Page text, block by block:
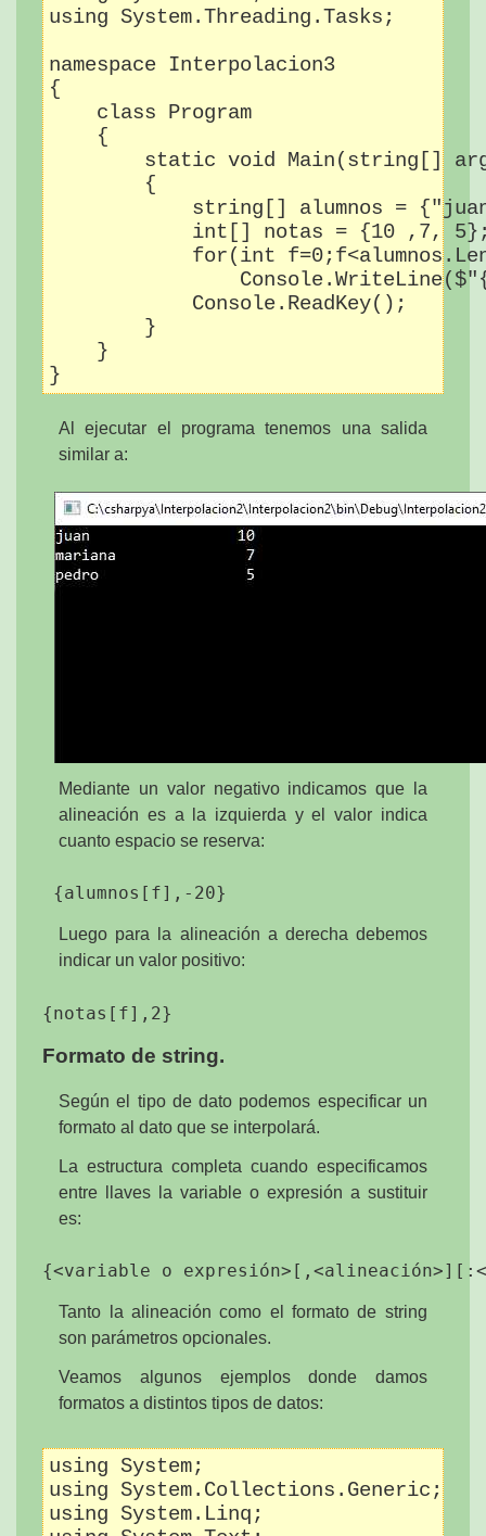
using System.Threading.Tasks;
namespace Interpolacion3
{
    class Program
    {
static void Main(string[]
        {
string[] alumnos =
int[] notas = {10 ,7,
for(int
            Console.ReadKey();
        }
    }
Al ejecutar el programa tenemos una salida
similar a:
Mediante un valor negativo indicamos que la
alineación es a la izquierda y el valor indica
cuanto espacio se reserva:
Luego para la alineación a derecha debemos
indicar un valor positivo:
Formato de string.
Según el tipo de dato podemos especificar un
formato al dato que se interpolará.
La estructura completa cuando especificamos
entre llaves la variable o expresión a sustituir
es:
Tanto la alineación como el formato de string
son parámetros opcionales.
Veamos algunos ejemplos donde damos
formatos a distintos tipos de datos:
using System;
using System.Collections.Generic;
using System.Linq;